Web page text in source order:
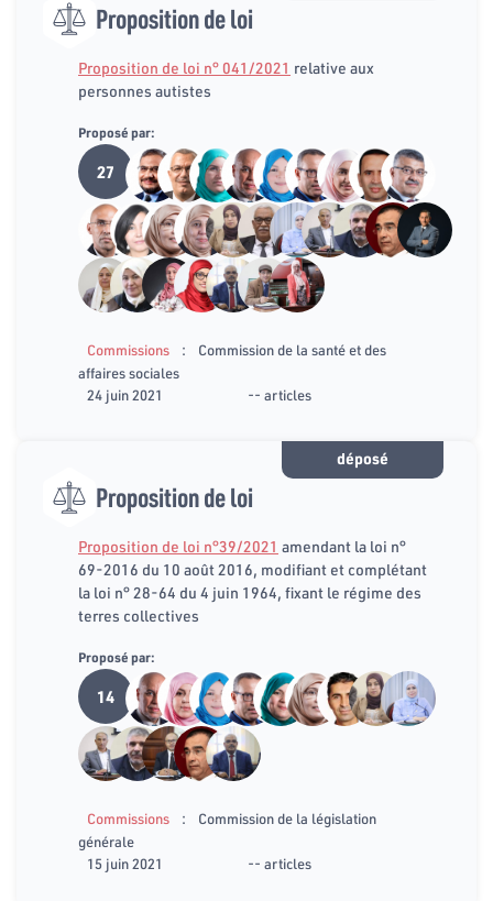
Proposition de loi
Proposition de loi n° 041/2021 relative aux
personnes autistes
Proposé par:
27
Commissions :
Commission de la santé et des
affaires sociales
24 juin 2021
-- articles
déposé
Proposition de loi
Proposition de loi n°39/2021 amendant la loi n°
69-2016 du 10 août 2016, modifiant et complétant
la loi n° 28-64 du 4 juin 1964, fixant le régime des
terres collectives
Proposé par:
14
Commissions :
Commission de la législation
générale
15 juin 2021
-- articles